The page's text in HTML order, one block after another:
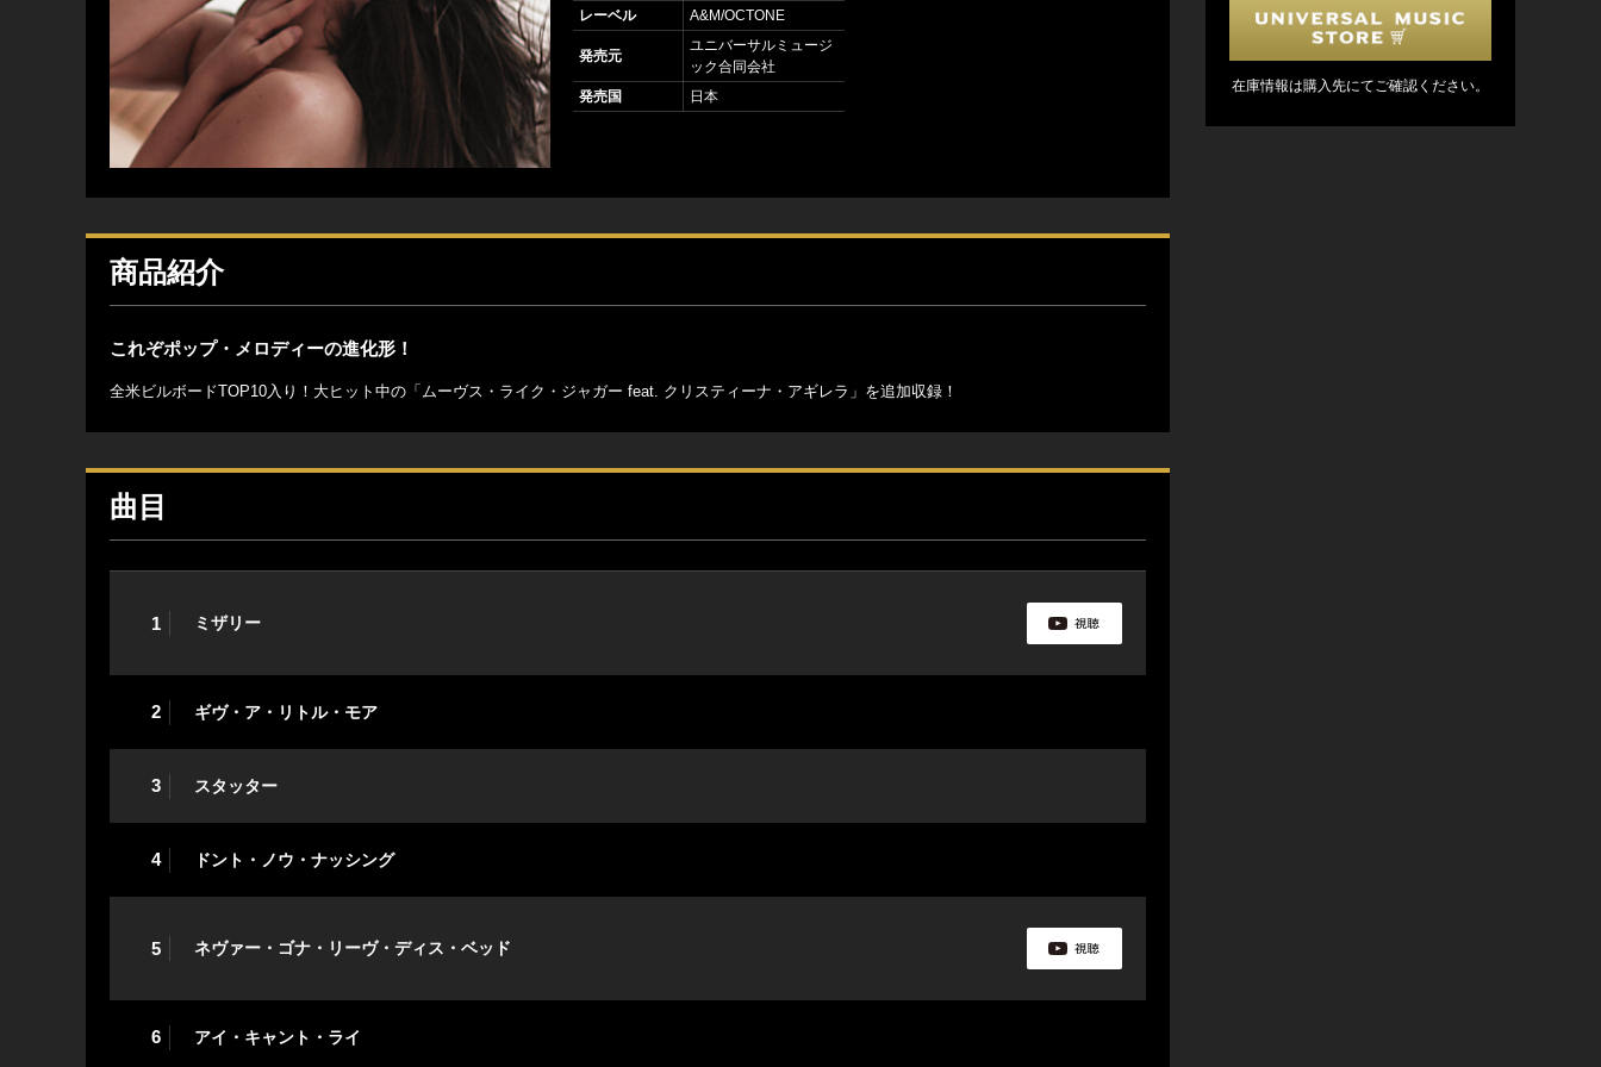
レーベル A&M/OCTONE
発売元
ユニバーサルミュージ
ック合同会社
発売国
日本
商品紹介
これぞポップ・メロディーの進化形！
全米ビルボードTOP10入り！大ヒット中の「ムーヴス・ライク・ジャガー feat. クリスティーナ・アギレラ」を追加収録！
曲目
1 ミザリー
2 ギヴ・ア・リトル・モア
3 スタッター
4 ドント・ノウ・ナッシング
5 ネヴァー・ゴナ・リーヴ・ディス・ベッド
6 アイ・キャント・ライ
在庫情報は購入先にてご確認ください。